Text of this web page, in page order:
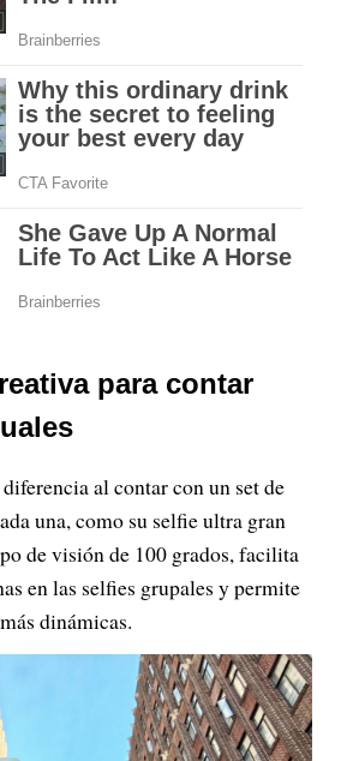
para contar
al contar con un set de
una, como su selfie ultra gran
de visión de 100 grados, facilita
en las selfies grupales y permite
dinámicas.